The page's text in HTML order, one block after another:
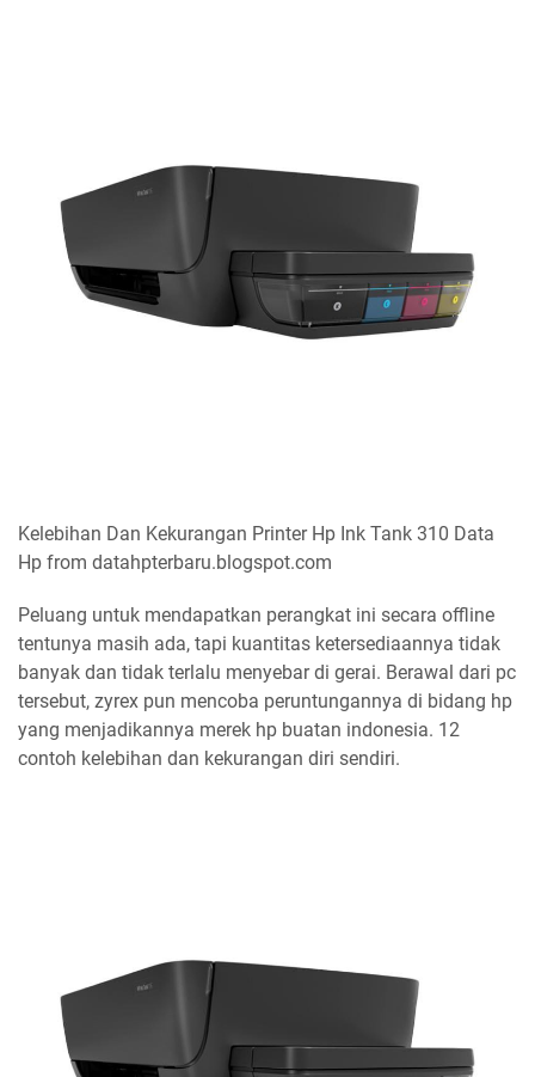
Kelebihan Dan Kekurangan Printer Hp Ink Tank 310 Data
Hp from datahpterbaru.blogspot.com
Peluang untuk mendapatkan perangkat ini secara offline
tentunya masih ada, tapi kuantitas ketersediaannya tidak
banyak dan tidak terlalu menyebar di gerai. Berawal dari pc
tersebut, zyrex pun mencoba peruntungannya di bidang hp
yang menjadikannya merek hp buatan indonesia. 12
contoh kelebihan dan kekurangan diri sendiri.